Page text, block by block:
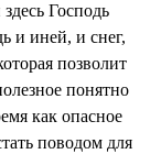
Господь
и иней, и снег,
позволит
понятно
как опасное
поводом для